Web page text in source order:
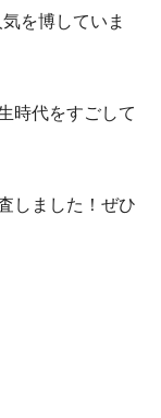
を博していま
時代をすごして
しました！ぜひ